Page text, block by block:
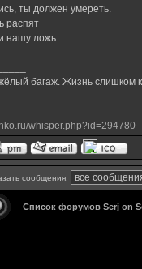
ты должен умереть.
распят
нашу ложь.
багаж. Жизнь слишком
whisper.php?id=294780
сообщения:
Список форумов Serj on